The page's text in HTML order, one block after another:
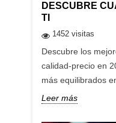
DESCUBRE
TI
1452 visitas
Descubre los
calidad-precio en
más equilibrados
Leer más